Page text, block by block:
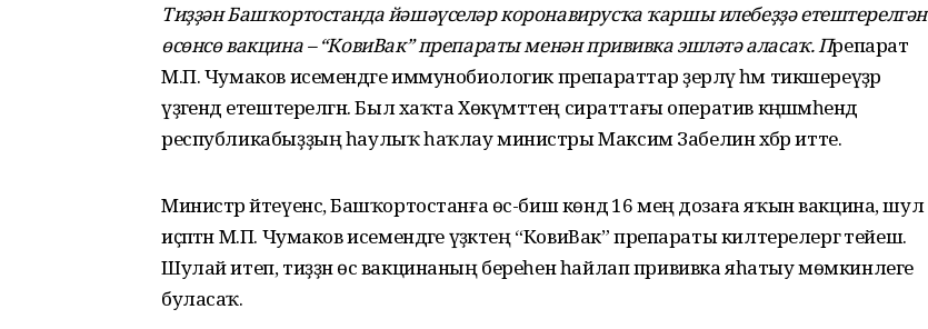
Тиҙҙән Башҡортостанда йәшәүселәр коронавирусҡа ҡаршы илебеҙҙә етештерелгән
өсөнсө вакцина – “КовиВак” препараты менән прививка эшләтә аласаҡ. Препарат
М.П. Чумаков исемендәге иммунобиологик препараттар әҙерләү һәм тикшереүҙәр
үҙәгендә етештерелгән. Был хаҡта Хөкүмәттең сираттағы оператив кәңәшмәһендә
республикабыҙҙың һаулыҡ һаҡлау министры Максим Забелин хәбәр итте.
Министр әйтеүенсә, Башҡортостанға өс-биш көндә 16 мең дозаға яҡын вакцина, шул
иҫәптән М.П. Чумаков исемендәге үҙәктең “КовиВак” препараты килтерелергә тейеш.
Шулай итеп, тиҙҙән өс вакцинаның береһен һайлап прививка яһатыу мөмкинлеге
буласаҡ.